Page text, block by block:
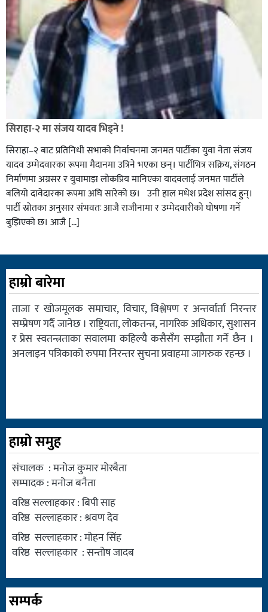
सिराहा-२ मा संजय यादव भिड्ने !
सिराहा–२ बाट प्रतिनिधी सभाको निर्वाचनमा जनमत पार्टीका युवा नेता संजय
यादव उम्मेदवारका रूपमा मैदानमा उत्रिने भएका छन्। पार्टीभित्र सक्रिय, संगठन
निर्माणमा अग्रसर र युवामाझ लोकप्रिय मानिएका यादवलाई जनमत पार्टीले
बलियो दावेदारका रूपमा अघि सारेको छ। उनी हाल मधेश प्रदेश सांसद हुन्।
पार्टी स्रोतका अनुसार संभवतः आजै राजीनामा र उम्मेदवारीको घोषणा गर्ने
बुझिएको छ। आजै […]
हाम्रो बारेमा
ताजा र खोजमूलक समाचार, विचार, विश्लेषण र अन्तर्वार्ता निरन्तर
सम्प्रेषण गर्दै जानेछ । राष्ट्रियता, लोकतन्त्र, नागरिक अधिकार, सुशासन
र प्रेस स्वतन्त्रताका सवालमा कहिल्यै कसैसँग सम्झौता गर्ने छैन ।
अनलाइन पत्रिकाको रुपमा निरन्तर सुचना प्रवाहमा जागरुक रहन्छ ।
हाम्रो समुह
संचालक : मनोज कुमार मोरबैता
सम्पादक : मनोज बनैता
वरिष्ठ सल्लाहकार : बिपी साह
वरिष्ठ सल्लाहकार : श्रवण देव
वरिष्ठ सल्लाहकार : मोहन सिंह
वरिष्ठ सल्लाहकार : सन्तोष जादब
सम्पर्क